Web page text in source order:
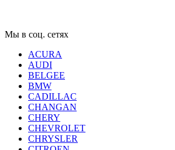
Мы в соц. сетях
ACURA
AUDI
BELGEE
BMW
CADILLAC
CHANGAN
CHERY
CHEVROLET
CHRYSLER